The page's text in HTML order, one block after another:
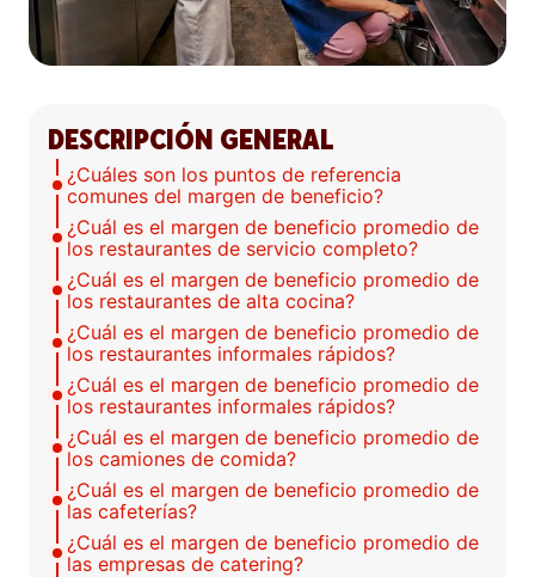
DESCRIPCIÓN GENERAL
¿Cuáles son los puntos de referencia
comunes del margen de beneficio?
¿Cuál es el margen de beneficio promedio de
los restaurantes de servicio completo?
¿Cuál es el margen de beneficio promedio de
los restaurantes de alta cocina?
¿Cuál es el margen de beneficio promedio de
los restaurantes informales rápidos?
¿Cuál es el margen de beneficio promedio de
los restaurantes informales rápidos?
¿Cuál es el margen de beneficio promedio de
los camiones de comida?
¿Cuál es el margen de beneficio promedio de
las cafeterías?
¿Cuál es el margen de beneficio promedio de
las empresas de catering?